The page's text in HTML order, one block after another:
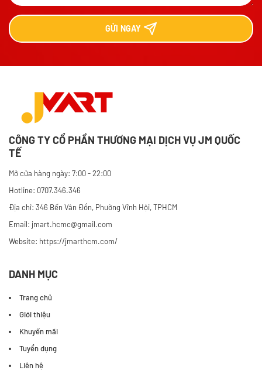
GỬI NGAY
CÔNG TY CỔ PHẦN THƯƠNG MẠI DỊCH VỤ JM QUỐC
TẾ
Mở cửa hàng ngày: 7:00 - 22:00
Hotline: 0707.346.346
Địa chỉ: 346 Bến Vân Đồn, Phường Vĩnh Hội, TPHCM
Email: jmart.hcmc@gmail.com
Website: https://jmarthcm.com/
DANH MỤC
Trang chủ
Giới thiệu
Khuyến mãi
Tuyển dụng
Liên hệ